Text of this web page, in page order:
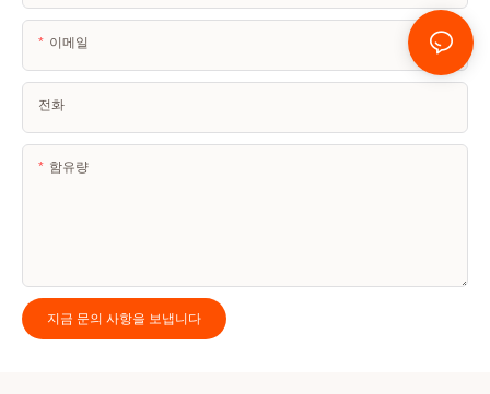
이메일
전화
함유량
지금 문의 사항을 보냅니다